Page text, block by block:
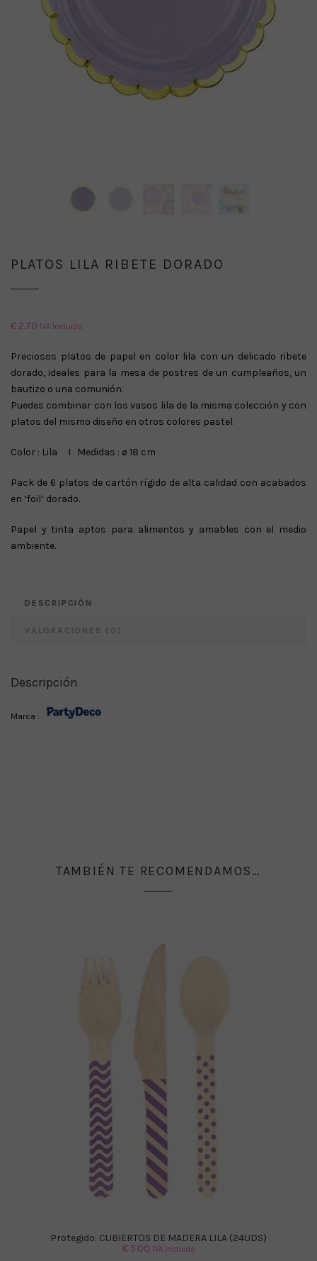
PLATOS LILA RIBETE DORADO
€ 2.70 IVA Incluido
Preciosos platos de papel en color lila con un delicado ribete
dorado, ideales para la mesa de postres de un cumpleaños, un
bautizo o una comunión.
Puedes combinar con los vasos lila de la misma colección y con
platos del mismo diseño en otros colores pastel.
Color : Lila I Medidas : ø 18 cm
Pack de 6 platos de cartón rígido de alta calidad con acabados
en ‘foil’ dorado.
Papel y tinta aptos para alimentos y amables con el medio
ambiente.
DESCRIPCIÓN
VALORACIONES (0)
Descripción
Marca :
TAMBIÉN TE RECOMENDAMOS…
Protegido: CUBIERTOS DE MADERA LILA (24UDS)
€5.00 IVA Incluido